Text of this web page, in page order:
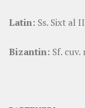
Latin: Ss. Sixt al
Bizantin: Sf.